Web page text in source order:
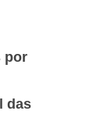
por
das